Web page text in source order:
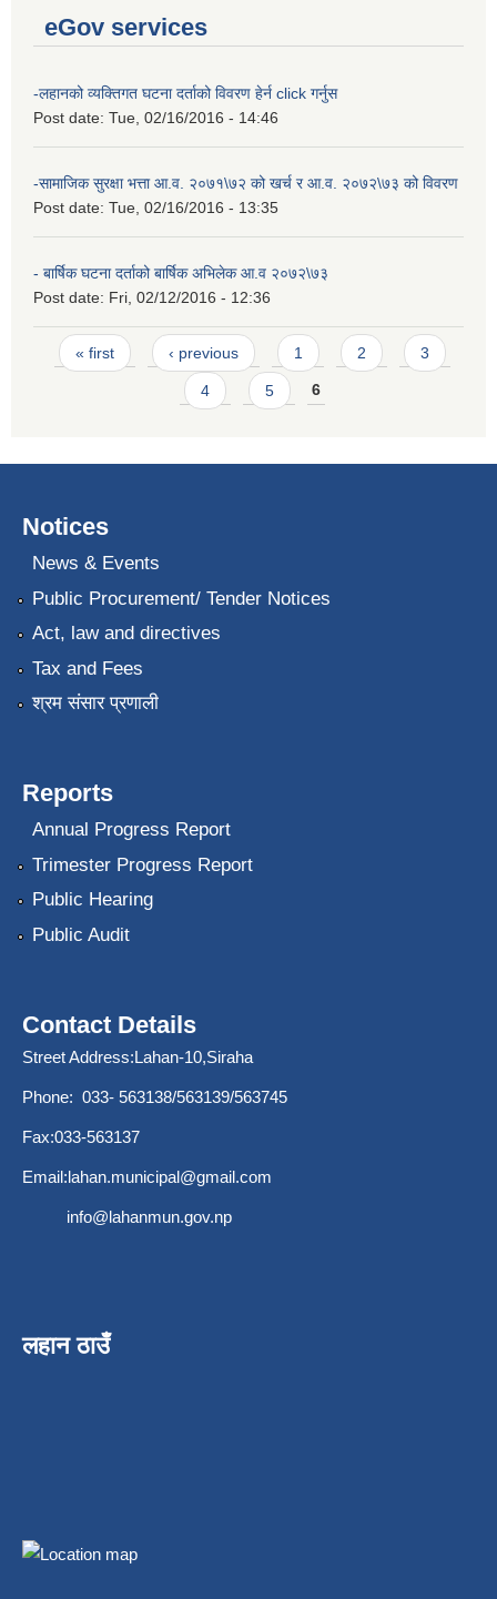
eGov services
-लहानको व्यक्तिगत घटना दर्ताको विवरण हेर्न click गर्नुस
Post date: Tue, 02/16/2016 - 14:46
-सामाजिक सुरक्षा भत्ता आ.व. २०७१\७२ को खर्च र आ.व. २०७२\७३ को विवरण
Post date: Tue, 02/16/2016 - 13:35
- बार्षिक घटना दर्ताको बार्षिक अभिलेक आ.व २०७२\७३
Post date: Fri, 02/12/2016 - 12:36
Pages
« first ‹ previous 1 2 3
4 5 6
Notices
News & Events
Public Procurement/ Tender Notices
Act, law and directives
Tax and Fees
श्रम संसार प्रणाली
Reports
Annual Progress Report
Trimester Progress Report
Public Hearing
Public Audit
Contact Details
Street Address:Lahan-10,Siraha
Phone: 033- 563138/563139/563745
Fax:033-563137
Email:lahan.municipal@gmail.com
info@lahanmun.gov.np
लहान ठाउँ